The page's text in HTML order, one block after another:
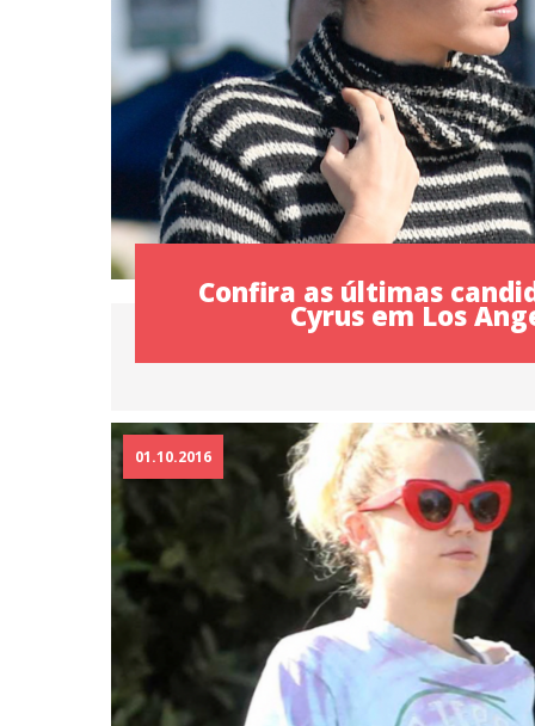
Confira as últimas
Cyrus em Los
01.10.2016